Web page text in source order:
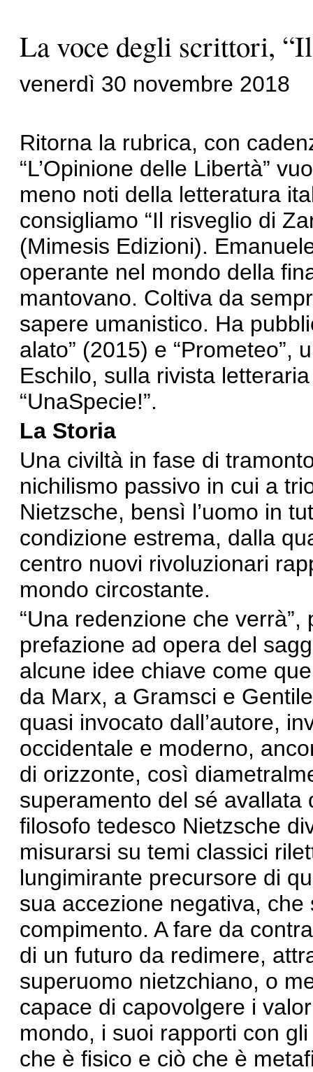
La voce degli scrittori,
venerdì 30 novembre 2018
Ritorna la rubrica, con
“L’Opinione delle Libertà”
meno noti della letteratura
consigliamo “Il risveglio di
(Mimesis Edizioni).
operante nel mondo della
mantovano. Coltiva da
sapere umanistico. Ha
alato” (2015) e “Prometeo”,
Eschilo, sulla rivista
“UnaSpecie!”.
La Storia
Una civiltà in fase di
nichilismo passivo in cui a
Nietzsche, bensì l’uomo in
condizione estrema, dalla
centro nuovi rivoluzionari
mondo circostante.
“Una redenzione che
prefazione ad opera del
alcune idee chiave come
da Marx, a Gramsci e
quasi invocato dall’autore,
occidentale e moderno,
di orizzonte, così
superamento del sé avallata
filosofo tedesco Nietzsche
misurarsi su temi classici
lungimirante precursore di
sua accezione negativa,
compimento. A fare da
di un futuro da redimere,
superuomo nietzchiano, o
capace di capovolgere i
mondo, i suoi rapporti con
che è fisico e ciò che è